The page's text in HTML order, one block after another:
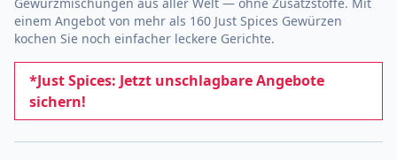
einem Angebot von mehr als 160 Just Spices Gewürzen
kochen Sie noch einfacher leckere Gerichte.
*Just Spices: Jetzt unschlagbare Angebote
sichern!